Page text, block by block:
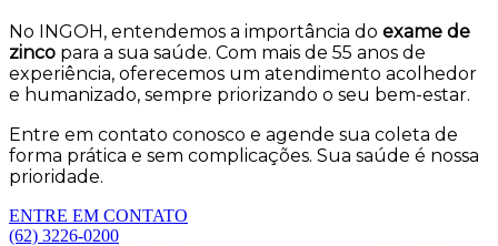
No INGOH, entendemos a importância do exame de
zinco para a sua saúde. Com mais de 55 anos de
experiência, oferecemos um atendimento acolhedor
e humanizado, sempre priorizando o seu bem-estar.
Entre em contato conosco e agende sua coleta de
forma prática e sem complicações. Sua saúde é nossa
prioridade.
ENTRE EM CONTATO
(62) 3226-0200